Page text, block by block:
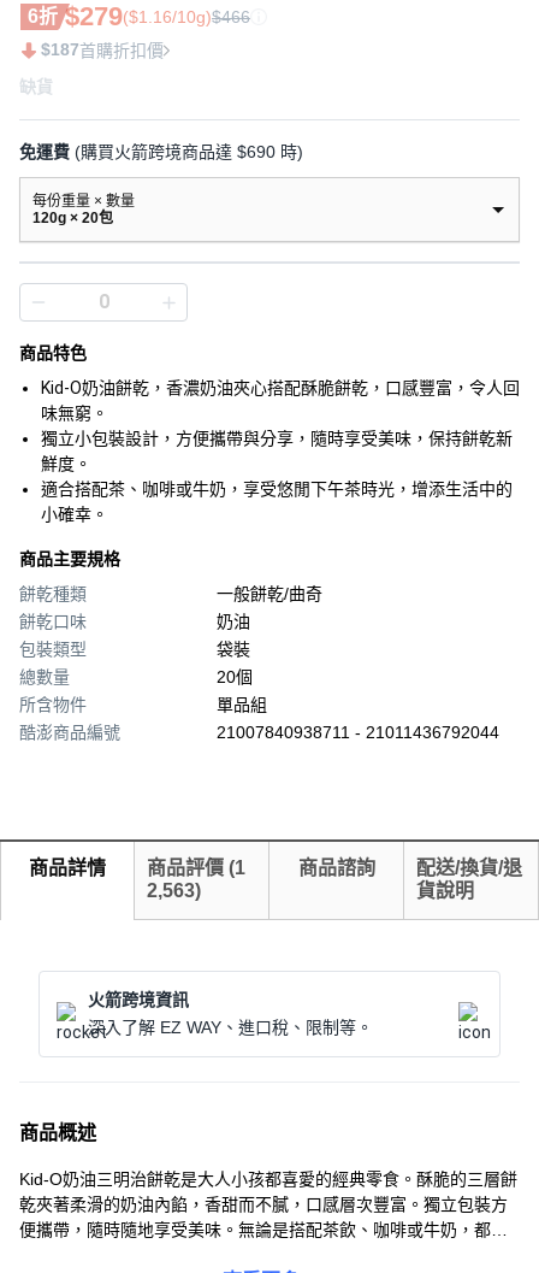
6折 $279($1.16/10g)$466
$187首購折扣價
缺貨
免運費 (購買火箭跨境商品達 $690 時)
每份重量 × 數量
120g × 20包
商品特色
Kid-O奶油餅乾，香濃奶油夾心搭配酥脆餅乾，口感豐富，令人回
味無窮。
獨立小包裝設計，方便攜帶與分享，隨時享受美味，保持餅乾新
鮮度。
適合搭配茶、咖啡或牛奶，享受悠閒下午茶時光，增添生活中的
小確幸。
商品主要規格
餅乾種類
一般餅乾/曲奇
餅乾口味
奶油
包裝類型
袋裝
總數量
20個
所含物件
單品組
酷澎商品編號
21007840938711 - 21011436792044
商品詳情 商品評價 (1
2,563)
商品諮詢
配送/換貨/退
貨說明
火箭跨境資訊
深入了解 EZ WAY、進口稅、限制等。
商品概述
Kid-O奶油三明治餅乾是大人小孩都喜愛的經典零食。酥脆的三層餅
乾夾著柔滑的奶油內餡，香甜而不膩，口感層次豐富。獨立包裝方
便攜帶，隨時隨地享受美味。無論是搭配茶飲、咖啡或牛奶，都是